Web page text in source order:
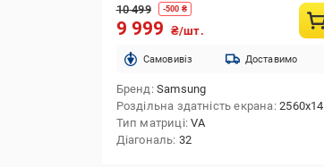
10 499 -500 ₴
9 999 ₴/шт.
Cамовивіз Доставимо
Бренд Samsung
Роздільна здатність екрана 2560x1440 (QHD)
Тип матриці VA
Діагональ 32